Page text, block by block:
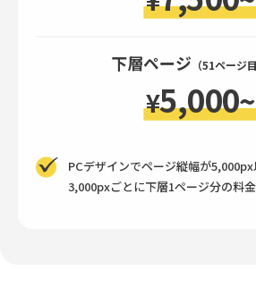
下層ページ （51ページ
¥5,000~
PCデザインでページ縦幅が5,000px
3,000pxごとに下層1ページ分の料金